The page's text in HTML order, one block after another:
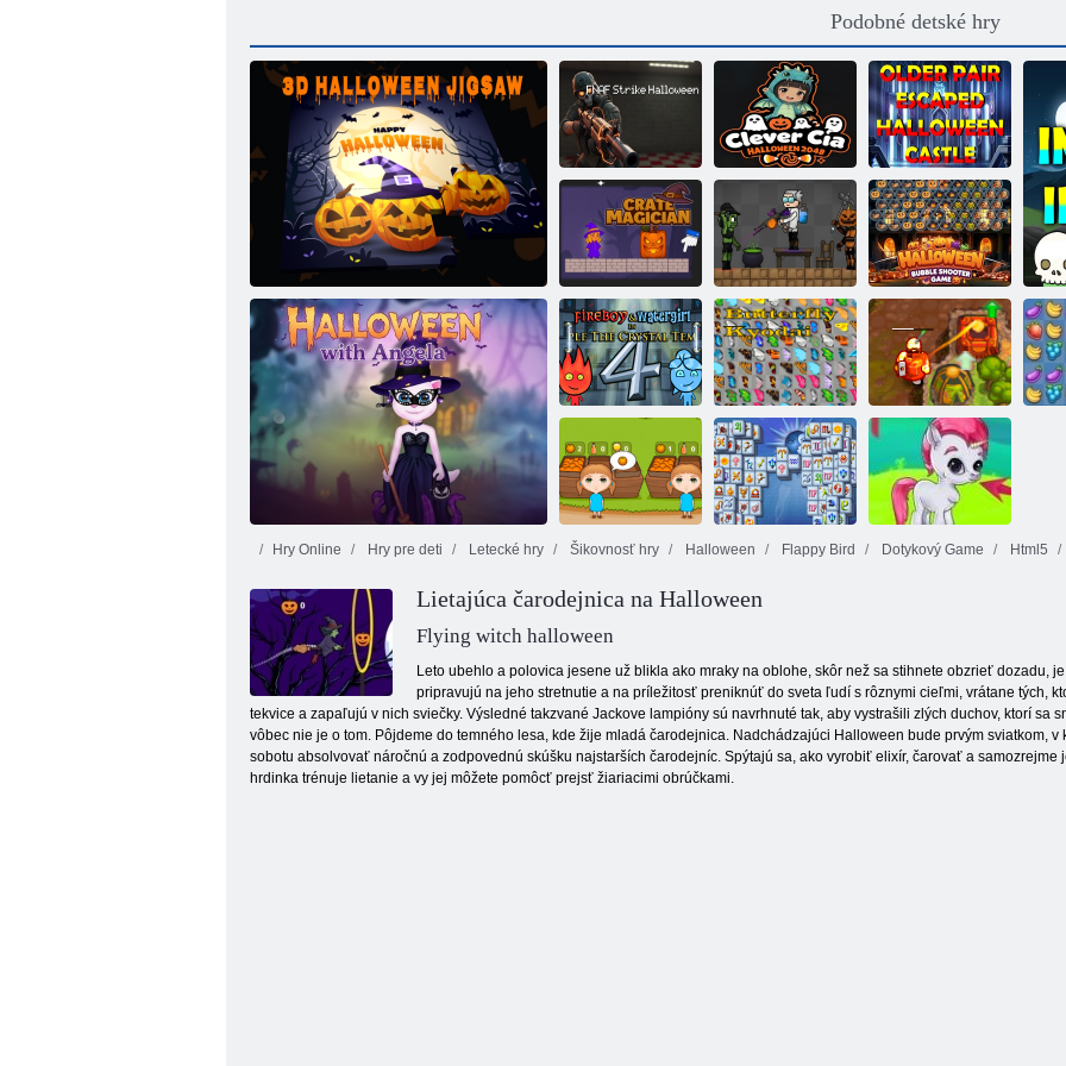
Podobné detské hry
3D halloweenske puzzle
Five Nights at
Freddy's:
Halloween Bash
Smart Kia:
Halloween 2048
Starší pár utiekol
z
halloweenskeho
hradu
Magická skrinka
Halloweenske
ihrisko: Faction
Wars
Halloween s Angelou
Halloweenská
hra na strieľanie
bublín
Fireboy a
Watergirl 4:
Crystal Temple
Motýľ Kyodai
Prekliaty poklad
2
Orange ranč
Mahjong
Hry Online Hry pre deti Letecké hry Šikovnosť hry Halloween Flappy Bird Dotykový Game Html5
Lietajúca čarodejnica na Halloween
Flying witch halloween
Leto ubehlo a polovica jesene už blikla ako mraky na oblohe, skôr než sa stihnete obzrieť dozadu,
pripravujú na jeho stretnutie a na príležitosť preniknúť do sveta ľudí s rôznymi cieľmi, vrátane tých,
tekvice a zapaľujú v nich sviečky. Výsledné takzvané Jackove lampióny sú navrhnuté tak, aby vystrašili zlých duchov, ktorí
vôbec nie je o tom. Pôjdeme do temného lesa, kde žije mladá čarodejnica. Nadchádzajúci Halloween bude prvým sviatkom,
sobotu absolvovať náročnú a zodpovednú skúšku najstarších čarodejníc. Spýtajú sa, ako vyrobiť elixír, čarovať a
hrdinka trénuje lietanie a vy jej môžete pomôcť prejsť žiariacimi obrúčkami.